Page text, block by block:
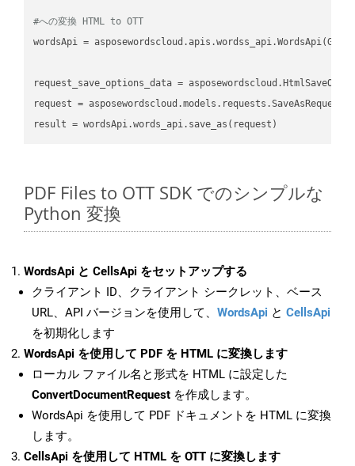
#への変換 HTML to OTT
wordsApi =
request_save_options_data =
request
result
PDF Files to OTT SDK でのシンプルな
Python 変換
WordsApi と CellsApi をセットアップする
クライアント ID、クライアント シークレット、ベース
URL、API バージョンを使用して、 WordsApi と CellsApi
を初期化します
WordsApi を使用して PDF を HTML に変換します
ローカル ファイル名と形式を HTML に設定した
ConvertDocumentRequest を作成します。
WordsApi を使用して PDF ドキュメントを HTML に変換
します。
CellsApi を使用して HTML を OTT に変換します